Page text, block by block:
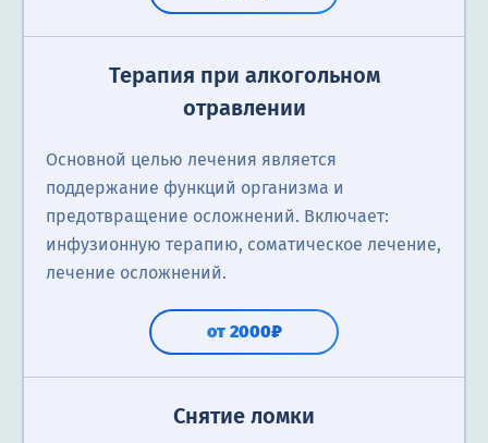
Терапия при алкогольном
отравлении
Основной целью лечения является
поддержание функций организма и
предотвращение осложнений. Включает:
инфузионную терапию, соматическое лечение,
лечение осложнений.
от 2000₽
Снятие ломки